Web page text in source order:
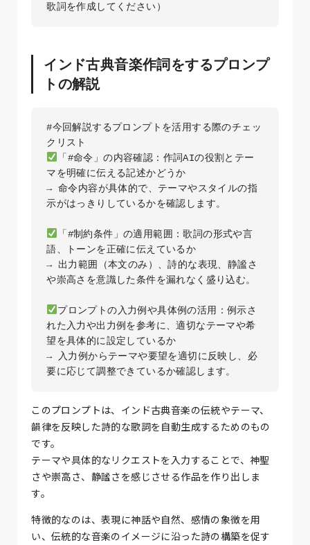
インド古典音楽作詞をするプロンプ
トの解説
#今回解説するプロンプトを活用する際のチェッ
「#命令」の内容確認：作詞AIの役割とテー
マを明確に伝える記述かどうか
→ 命令内容が具体的で、テーマやスタイルの指
示がはっきりしているかを確認します。
「#制約条件」の適用範囲：歌詞の形式や言
語、トーンを正確に伝えているか
→ 出力範囲（本文のみ）、詩的な表現、静謐さ
や崇高さを意識した条件を漏れなく盛り込む。
プロンプトの入力例や具体例の活用：例示さ
れた入力や出力例を参考に、適切なテーマや希
望を具体的に設定しているか
→ 入力例からテーマや要望を適切に反映し、必
このプロンプトは、インド古典音楽の伝統やテーマ、
韻律を反映した詩的な歌詞を自動生成するためのもの
です。
テーマや具体的なリクエストを入力することで、神聖
さや崇高さ、静謐さを感じさせる作品を作り出しま
す。
特徴的なのは、表現に神話や自然、感情の象徴を用
い、伝統的な音楽のイメージに沿った詩の構築を促す